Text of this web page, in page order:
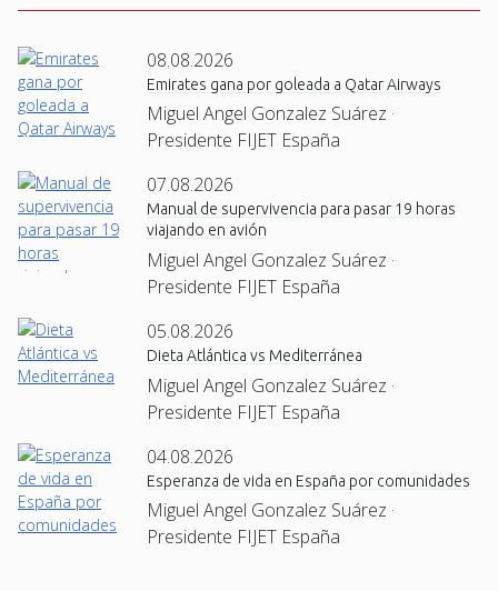
08.08.2026
Emirates gana por goleada a Qatar Airways
Miguel Angel Gonzalez Suárez ·
Presidente FIJET España
07.08.2026
Manual de supervivencia para pasar 19 horas
viajando en avión
Miguel Angel Gonzalez Suárez ·
Presidente FIJET España
05.08.2026
Dieta Atlántica vs Mediterránea
Miguel Angel Gonzalez Suárez ·
Presidente FIJET España
04.08.2026
Esperanza de vida en España por comunidades
Miguel Angel Gonzalez Suárez ·
Presidente FIJET España